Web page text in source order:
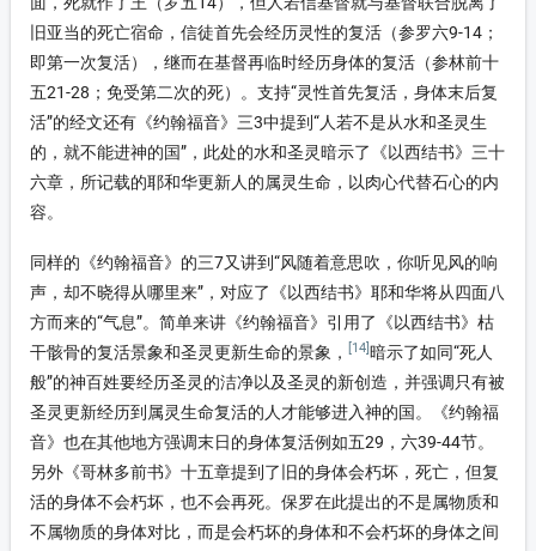
旧亚当的死亡宿命，信徒首先会经历灵性的复活（参罗六9-14；
即第一次复活），继而在基督再临时经历身体的复活（参林前十
五21-28；免受第二次的死）。支持“灵性首先复活，身体末后复
活”的经文还有《约翰福音》三3中提到“人若不是从水和圣灵生
的，就不能进神的国”，此处的水和圣灵暗示了《以西结书》三十
六章，所记载的耶和华更新人的属灵生命，以肉心代替石心的内
容。
同样的《约翰福音》的三7又讲到“风随着意思吹，你听见风的响
声，却不晓得从哪里来”，对应了《以西结书》耶和华将从四面八
方而来的“气息”。简单来讲《约翰福音》引用了《以西结书》枯
干骸骨的复活景象和圣灵更新生命的景象，
[14] 暗示了如同“死人
般”的神百姓要经历圣灵的洁净以及圣灵的新创造，并强调只有被
圣灵更新经历到属灵生命复活的人才能够进入神的国。《约翰福
音》也在其他地方强调末日的身体复活例如五29，六39-44节。
另外《哥林多前书》十五章提到了旧的身体会朽坏，死亡，但复
活的身体不会朽坏，也不会再死。保罗在此提出的不是属物质和
不属物质的身体对比，而是会朽坏的身体和不会朽坏的身体之间